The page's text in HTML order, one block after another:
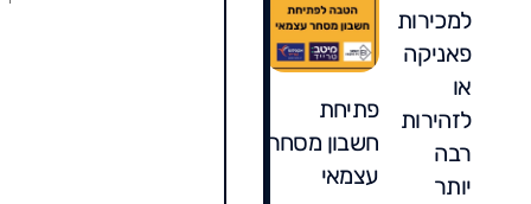
למכירות
פאניקה
או
לזהירות
רבה
יותר
פתיחת
חשבון מסחר
עצמאי